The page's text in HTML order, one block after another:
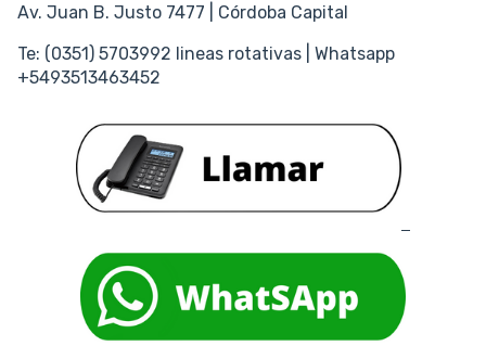
Av. Juan B. Justo 7477 | Córdoba Capital
Te: (0351) 5703992 lineas rotativas | Whatsapp
+5493513463452